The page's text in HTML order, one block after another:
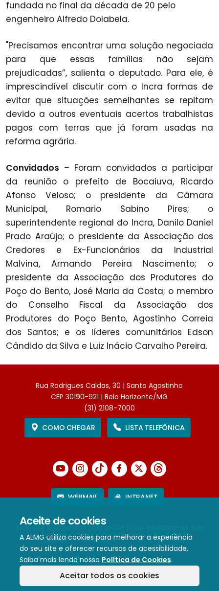
Aceite de cookies
A ALMG utiliza cookies para melhorar a experiência
do seu site e oferecer recursos de acessibilidade.
Saiba mais lendo nossa Política de Cookies.
Aceitar todos os cookies
fundada no final da década de 20 pelo
engenheiro Alfredo Dolabela.
"Precisamos encontrar uma solução negociada
para que essas famílias não sejam
prejudicadas”, salienta o deputado. Para ele, é
imprescindível discutir com o Incra formas de
evitar que situações semelhantes se repitam
devido a outros eventuais acertos trabalhistas
pagos com terras que já foram usadas na
reforma agrária.
Convidados – Foram convidados a participar
da reunião o prefeito de Bocaiuva, Ricardo
Afonso Veloso; o presidente da Câmara
Municipal, Romario Sabino Pires; o
superintendente regional do Incra, Danilo Daniel
Prado Araújo; o presidente da Associação dos
Credores e Ex-Funcionários da Industrial
Malvina, Armando Pereira Nascimento; o
presidente da Associação dos Produtores do
Poço do Bento, José Maria da Costa; o membro
do Conselho Fiscal da Associação dos
Produtores do Poço Bento, Agostinho Correia
dos Santos; e os líderes comunitários Edson
Cândido da Silva e Luiz Inácio Carvalho Pereira.
Rua Rodrigues Caldas, 30 | Santo Agostinho
CEP 30190-921 | Belo Horizonte/MG
(31) 2108-7000
COMO CHEGAR
LISTA TELEFÔNICA
WEBMAIL INTRANET
Este site é protegido pelo reCAPTCHA (aplicam-se sua
Política de PrivacidadeeTermos de Serviço).
Termos de Uso e Política de Privacidade
Política de cookies